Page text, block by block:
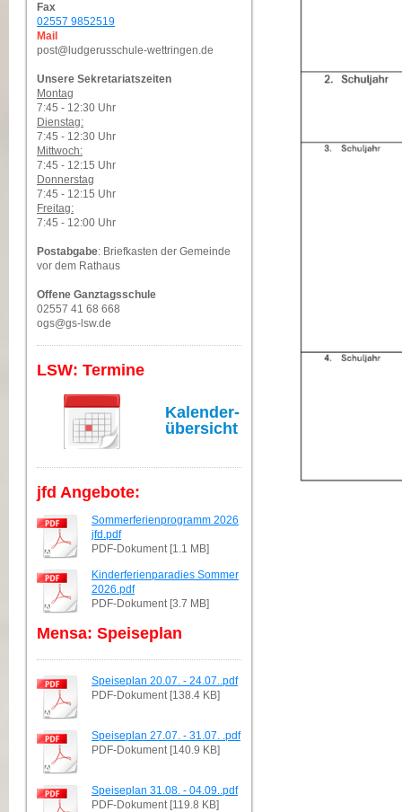
Fax
02557 9852519
Mail
post@ludgerusschule-wettringen.de
Unsere Sekretariatszeiten
Montag
7:45 - 12:30 Uhr
Dienstag:
7:45 - 12:30 Uhr
Mittwoch:
7:45 - 12:15 Uhr
Donnerstag
7:45 - 12:15 Uhr
Freitag:
7:45 - 12:00 Uhr
Postabgabe: Briefkasten der Gemeinde
vor dem Rathaus
Offene Ganztagsschule
02557 41 68 668
ogs@gs-lsw.de
LSW: Termine
Kalender-
übersicht
jfd Angebote:
Sommerferienprogramm 2026
jfd.pdf
PDF-Dokument [1.1 MB]
Kinderferienparadies Sommer
2026.pdf
PDF-Dokument [3.7 MB]
Mensa: Speiseplan
Speiseplan 20.07. - 24.07..pdf
PDF-Dokument [138.4 KB]
Speiseplan 27.07. - 31.07. .pdf
PDF-Dokument [140.9 KB]
Speiseplan 31.08. - 04.09..pdf
PDF-Dokument [119.8 KB]